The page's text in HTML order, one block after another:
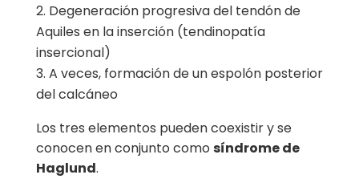
Degeneración progresiva del tendón de
Aquiles en la inserción (tendinopatía
insercional)
A veces, formación de un espolón posterior
del calcáneo
Los tres elementos pueden coexistir y se
conocen en conjunto como síndrome de
Haglund.